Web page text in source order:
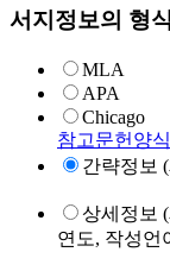
서지정보의 형
MLA
APA
Chicago
참고문헌양
간략정보
상세정보
연도, 작성언